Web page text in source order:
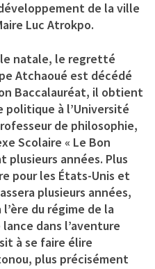
de la ville
Luc Atrokpo.
natale, le regretté
Atchaoué est décédé
Baccalauréat, il obtient
politique à l’Université
de philosophie,
Scolaire « Le Bon
plusieurs années. Plus
pour les États-Unis et
plusieurs années,
du régime de la
lance dans l’aventure
à se faire élire
plus précisément